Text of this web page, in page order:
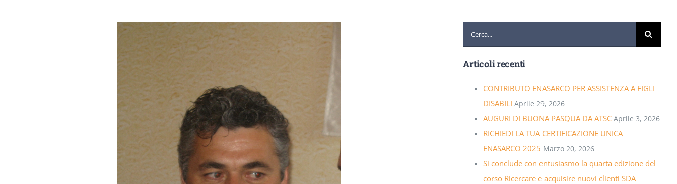
Articoli recenti
CONTRIBUTO ENASARCO PER ASSISTENZA A FIGLI
DISABILI Aprile 29, 2026
AUGURI DI BUONA PASQUA DA ATSC Aprile 3, 2026
RICHIEDI LA TUA CERTIFICAZIONE UNICA
ENASARCO 2025 Marzo 20, 2026
Si conclude con entusiasmo la quarta edizione del
corso Ricercare e acquisire nuovi clienti SDA